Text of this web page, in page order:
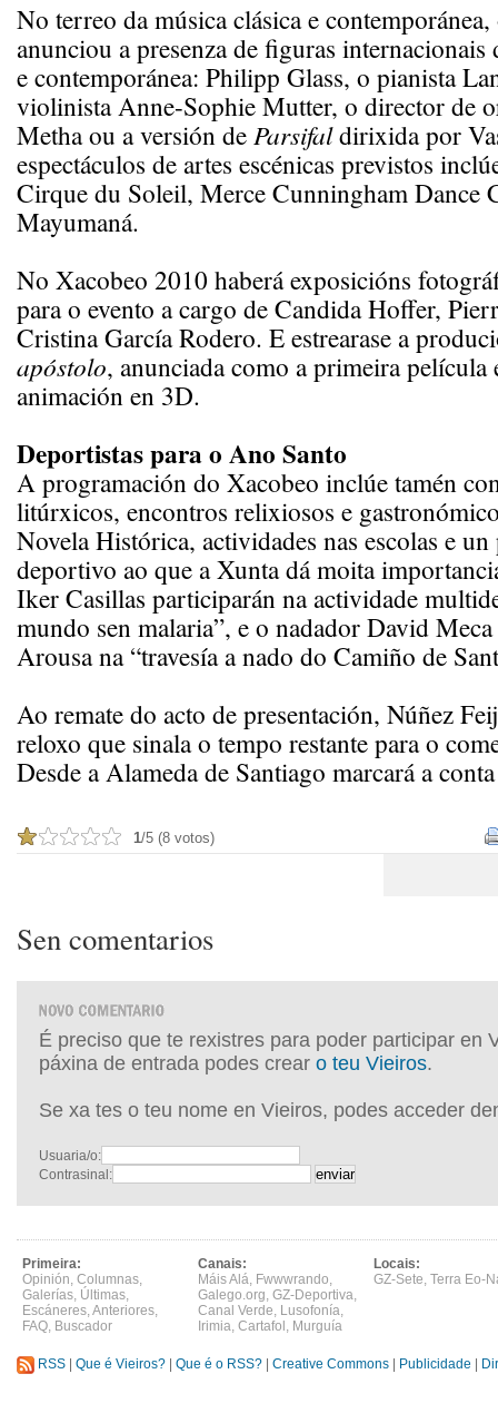
No terreo da música clásica e
anunciou a presenza de figuras internacionais
e contemporánea: Philipp Glass, o pianista
violinista Anne-Sophie Mutter, o director de
Metha ou a versión de Parsifaldirixida por
espectáculos de artes escénicas previstos
Cirque du Soleil, Merce Cunningham Dance
Mayumaná.
No Xacobeo 2010 haberá exposicións
para o evento a cargo de Candida Hoffer,
Cristina García Rodero. E estrearase a
apóstolo, anunciada como a primeira película
animación en 3D.
Deportistas para o Ano Santo
A programación do Xacobeo inclúe tamén
litúrxicos, encontros relixiosos e
Novela Histórica, actividades nas escolas e
deportivo ao que a Xunta dá moita
Iker Casillas participarán na actividade
mundo sen malaria”, e o nadador David
Arousa na “travesía a nado do Camiño de
Ao remate do acto de presentación, Núñez
reloxo que sinala o tempo restante para o
Desde a Alameda de Santiago marcará a
1/5 (8 votos)
Sen comentarios
É preciso que te rexistres para poder participar en
páxina de entrada podes crear o teu Vieiros.
Se xa tes o teu nome en Vieiros, podes acceder
Usuaria/o:
Contrasinal:
Primeira:
Opinión, Columnas,
Galerías, Últimas,
Escáneres,Anteriores,
FAQ, Buscador
Canais:
Máis Alá, Fwwwrando,
Galego.org, GZ-Deportiva,
Canal Verde, Lusofonía,
Irimia, Cartafol , Murguía
Locais:
GZ-Sete, Terra Eo-
RSS Que é Vieiros? Que é o RSS? Creative Commons Publicidade